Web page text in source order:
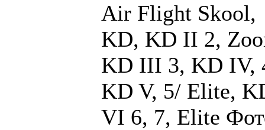
Air Flight Skool,
KD, KD II 2,
KD III 3, KD IV,
KD V, 5/ Elite,
VI 6, 7, Elite